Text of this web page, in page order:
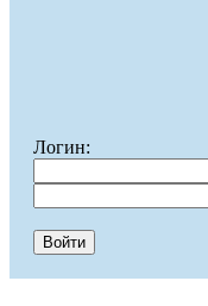
Логин: